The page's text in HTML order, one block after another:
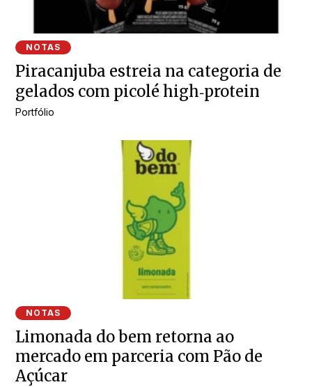
NOTAS
Piracanjuba estreia na categoria de
gelados com picolé high‑protein
Portfólio
NOTAS
Limonada do bem retorna ao
mercado em parceria com Pão de
Açúcar